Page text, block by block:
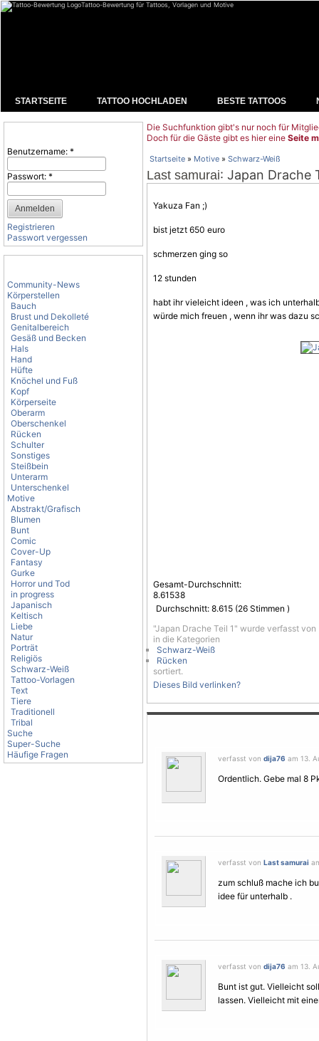
Tattoo-Bewertung für Tattoos, Vorlagen und Motive
STARTSEITE TATTOO HOCHLADEN BESTE TATTOOS
Benutzername: *
Passwort: *
Registrieren
Passwort vergessen
Community-News
Körperstellen
Bauch
Brust und Dekolleté
Genitalbereich
Gesäß und Becken
Hals
Hand
Hüfte
Knöchel und Fuß
Kopf
Körperseite
Oberarm
Oberschenkel
Rücken
Schulter
Sonstiges
Steißbein
Unterarm
Unterschenkel
Motive
Abstrakt/Grafisch
Blumen
Bunt
Comic
Cover-Up
Fantasy
Gurke
Horror und Tod
in progress
Japanisch
Keltisch
Liebe
Natur
Porträt
Religiös
Schwarz-Weiß
Tattoo-Vorlagen
Text
Tiere
Traditionell
Tribal
Suche
Super-Suche
Häufige Fragen
Die Suchfunktion gibt's nur noch für
Doch für die Gäste gibt es hier eine Seite
Startseite » Motive » Schwarz-Weiß
Last samurai: Japan Drache
Yakuza Fan ;)
bist jetzt 650 euro
schmerzen ging so
12 stunden
habt ihr vieleicht ideen , was ich
würde mich freuen , wenn ihr was dazu
Gesamt-Durchschnitt:
8.61538
Durchschnitt: 8.615 (26 Stimmen )
"Japan Drache Teil 1" wurde verfasst von
in die Kategorien
Schwarz-Weiß
Rücken
sortiert.
Dieses Bild verlinken?
verfasst von dija76 am 13.
Ordentlich. Gebe mal 8
verfasst von Last samurai
zum schluß mache ich
idee für unterhalb .
verfasst von dija76 am 13.
Bunt ist gut. Vielleicht
lassen. Vielleicht mit